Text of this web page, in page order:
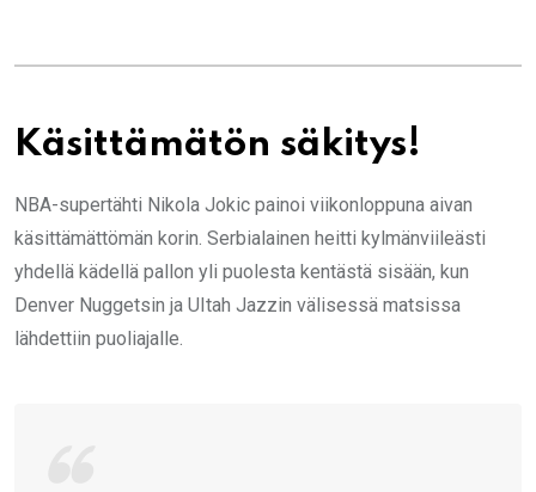
Käsittämätön säkitys!
NBA-supertähti Nikola Jokic painoi viikonloppuna aivan
käsittämättömän korin. Serbialainen heitti kylmänviileästi
yhdellä kädellä pallon yli puolesta kentästä sisään, kun
Denver Nuggetsin ja UItah Jazzin välisessä matsissa
lähdettiin puoliajalle.